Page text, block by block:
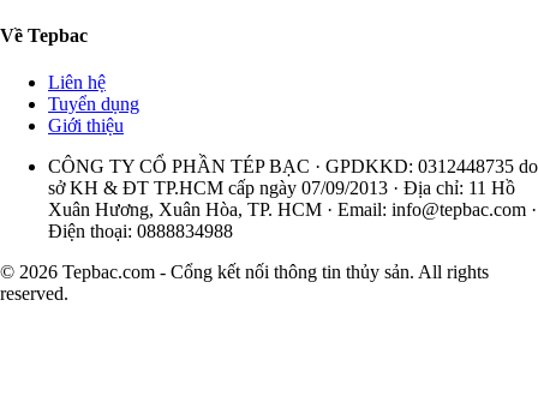
Về Tepbac
Liên hệ
Tuyển dụng
Giới thiệu
CÔNG TY CỔ PHẦN TÉP BẠC · GPDKKD: 0312448735 do
sở KH & ĐT TP.HCM cấp ngày 07/09/2013 · Địa chỉ: 11 Hồ
Xuân Hương, Xuân Hòa, TP. HCM · Email: info@tepbac.com ·
Điện thoại: 0888834988
© 2026 Tepbac.com - Cổng kết nối thông tin thủy sản. All rights
reserved.